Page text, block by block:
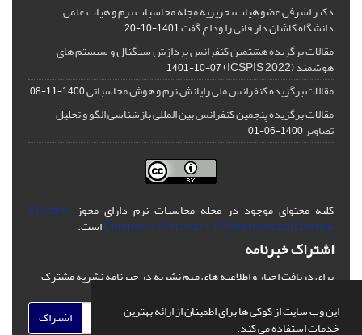
این وب سایت از کوکی ها برای اطمینان از ارائه بهترین
خدمات استفاده می کند.
دکتر اشرفی عضو هیات تحریریه مجله محاسبات نرم و هیات علمی
دانشگاه کاشان دار فانی را وداع گفت1401-10-20
مقالات برگزیده هشتمین کنفرانس پردازش سیگنال و سیستم های
هوشمند (ICSPIS 2022) 1401-10-07
مقالات برگزیده کنفرانس ملی رایانش نرم و هوش محاسباتی1400-11-08
مقالات برگزیده پنجمین کنفرانس بین المللی بازشناسی الگو و تحلیل
تصاویر1400-06-01
کلیه محتوای موجود در مجله محاسبات نرم دارای مجوز Creative
Commons Attribution 4.0 International Licenseاست.
اشتراک خبرنامه
برای دریافت اخبار و اطلاعیه های مهم نشریه در خبرنامه نشریه مشترک
اشتراک